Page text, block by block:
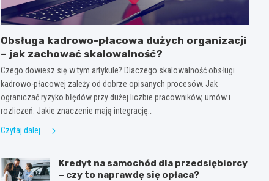
Obsługa kadrowo-płacowa dużych organizacji
– jak zachować skalowalność?
Czego dowiesz się w tym artykule? Dlaczego skalowalność obsługi
kadrowo-płacowej zależy od dobrze opisanych procesów. Jak
ograniczać ryzyko błędów przy dużej liczbie pracowników, umów i
rozliczeń. Jakie znaczenie mają integrację…
Czytaj dalej
Kredyt na samochód dla przedsiębiorcy
– czy to naprawdę się opłaca?